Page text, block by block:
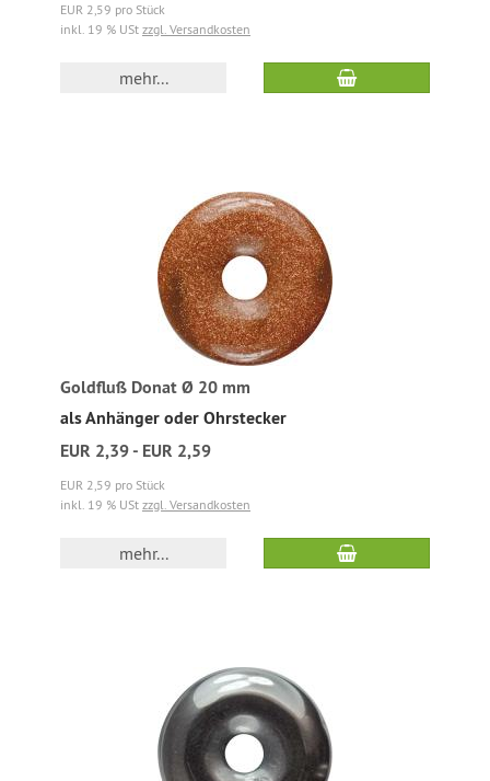
EUR 2,59 pro Stück
inkl. 19 % USt zzgl. Versandkosten
mehr...
Goldfluß Donat Ø 20 mm
als Anhänger oder Ohrstecker
EUR 2,39 - EUR 2,59
EUR 2,59 pro Stück
inkl. 19 % USt zzgl. Versandkosten
mehr...